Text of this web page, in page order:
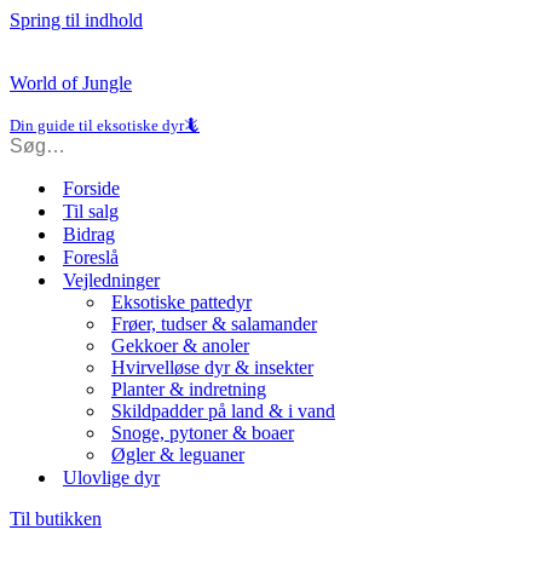
Spring til indhold
World of Jungle
Din guide til eksotiske dyr🦎
Forside
Til salg
Bidrag
Foreslå
Vejledninger
Eksotiske pattedyr
Frøer, tudser & salamander
Gekkoer & anoler
Hvirvelløse dyr & insekter
Planter & indretning
Skildpadder på land & i vand
Snoge, pytoner & boaer
Øgler & leguaner
Ulovlige dyr
Til butikken